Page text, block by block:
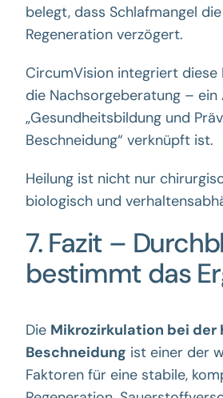
belegt, dass Schlafmangel
Regeneration verzögert.
CircumVision integriert diese
die Nachsorgeberatung – ein
„Gesundheitsbildung und
Beschneidung“ verknüpft ist.
Heilung ist nicht nur
biologisch und
7. Fazit –
bestimmt das
Die Mikrozirkulation bei der
Beschneidung ist einer der
Faktoren für eine stabile,